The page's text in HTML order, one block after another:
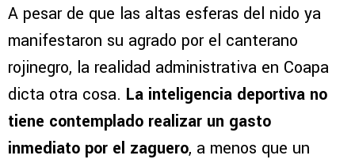
A pesar de que las altas esferas del nido ya
manifestaron su agrado por el canterano
rojinegro, la realidad administrativa en Coapa
dicta otra cosa. La inteligencia deportiva no
tiene contemplado realizar un gasto
inmediato por el zaguero, a menos que un